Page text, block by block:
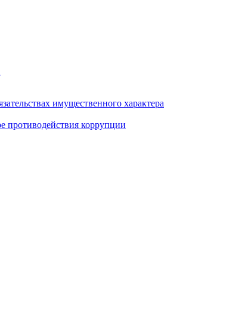
имущественного характера
противодействия коррупции